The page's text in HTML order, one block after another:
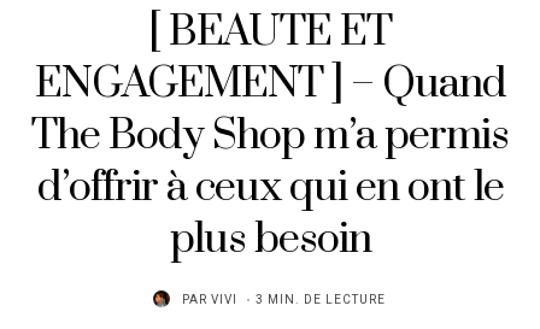
[ BEAUTE ET
ENGAGEMENT ] – Quand
The Body Shop m’a permis
d’offrir à ceux qui en ont le
plus besoin
PAR VIVI 3 MIN. DE LECTURE